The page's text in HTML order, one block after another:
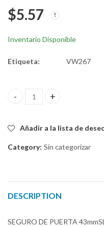
$5.57
Inventario Disponible
Etiqueta: VW267
SEGURO DE PUERTA
Añadir a la lista de
Category: Sin categorizar
DESCRIPTION
SEGURO DE PUERTA